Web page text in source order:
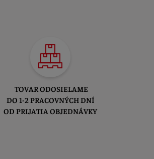
TOVAR ODOSIELAME
DO 1-2 PRACOVNÝCH DNÍ
OD PRIJATIA OBJEDNÁVKY